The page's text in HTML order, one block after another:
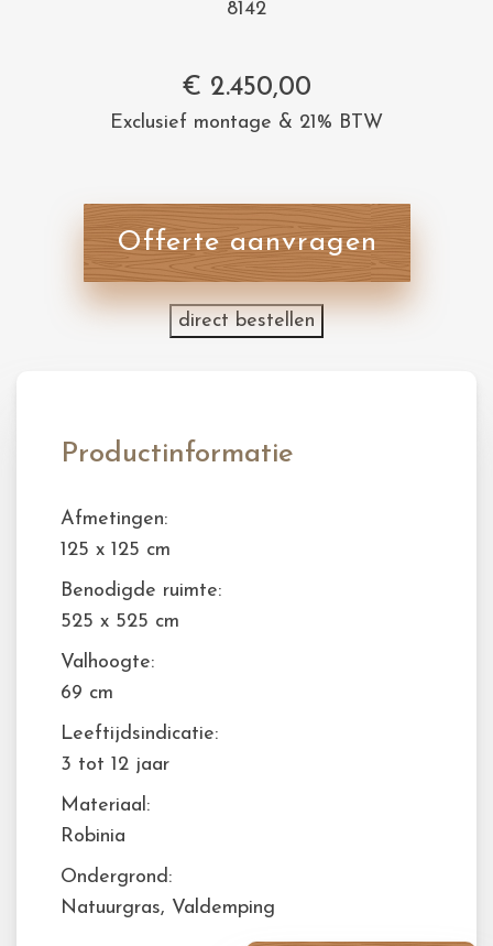
8142
€ 2.450,00
Exclusief montage & 21% BTW
Offerte aanvragen
direct bestellen
Productinformatie
Afmetingen:
125 x 125 cm
Benodigde ruimte:
525 x 525 cm
Valhoogte:
69 cm
Leeftijdsindicatie:
3 tot 12 jaar
Materiaal:
Robinia
Ondergrond:
Natuurgras, Valdemping